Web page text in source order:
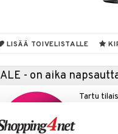
LISÄÄ TOIVELISTALLE
ALE - on aika
Tartu